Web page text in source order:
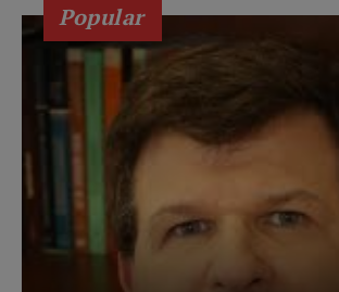
Popular